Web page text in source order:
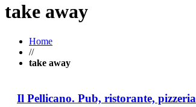
take away
Home
//
take away
Il Pellicano. Pub, ristorante, pizzeria